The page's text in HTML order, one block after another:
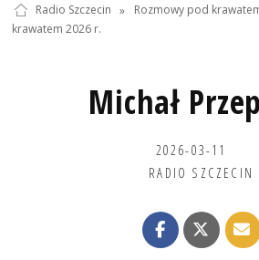
Radio Szczecin » Rozmowy pod
krawatem 2026 r.
Michał
2026-03-11
RADIO SZCZECIN